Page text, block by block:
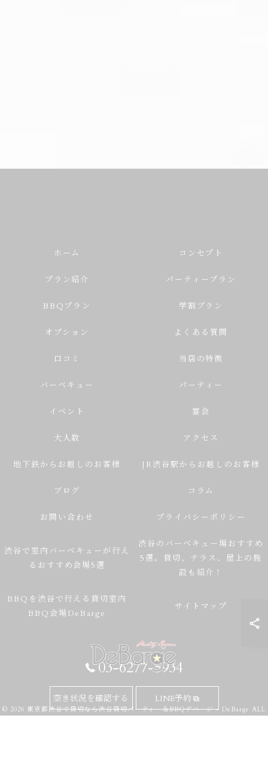
03-6277-5934
空き状況を確認する LINE予約
ホーム コンセプト
プラン紹介 パーティープラン
BBQプラン 学割プラン
オプション よくある質問
口コミ 当店の特徴
バーベキュー パーティー
イベント 宴会
大人数 アクセス
地下鉄からお越しのお客様 JR渋谷駅からお越しのお客様
ブログ コラム
お問い合わせ プライバシーポリシー
渋谷で室内バーベキューが行え
るおすすめ会場5選
渋谷のバーベキュー場おすすめ
5選。貸切、テラス、屋上の施
設も紹介！
BBQを渋谷で行える貸切室内
BBQ会場DeBarge
サイトマップ
© 2026 東京都渋谷で貸切なら渋谷貸切パーティー＆BBQデバージ - DeBarge ALL